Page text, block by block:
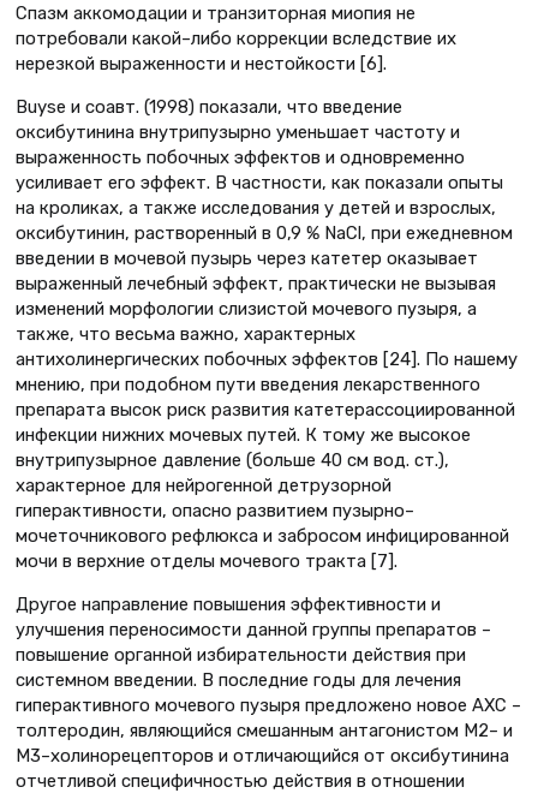
Спазм аккомодации и транзиторная миопия не
потребовали какой–либо коррекции вследствие их
нерезкой выраженности и нестойкости [6].
Buyse и соавт. (1998) показали, что введение
оксибутинина внутрипузырно уменьшает частоту и
выраженность побочных эффектов и одновременно
усиливает его эффект. В частности, как показали опыты
на кроликах, а также исследования у детей и взрослых,
оксибутинин, растворенный в 0,9 % NaCl, при ежедневном
введении в мочевой пузырь через катетер оказывает
выраженный лечебный эффект, практически не вызывая
изменений морфологии слизистой мочевого пузыря, а
также, что весьма важно, характерных
антихолинергических побочных эффектов [24]. По нашему
мнению, при подобном пути введения лекарственного
препарата высок риск развития катетерассоциированной
инфекции нижних мочевых путей. К тому же высокое
внутрипузырное давление (больше 40 см вод. ст.),
характерное для нейрогенной детрузорной
гиперактивности, опасно развитием пузырно–
мочеточникового рефлюкса и забросом инфицированной
мочи в верхние отделы мочевого тракта [7].
Другое направление повышения эффективности и
улучшения переносимости данной группы препаратов –
повышение органной избирательности действия при
системном введении. В последние годы для лечения
гиперактивного мочевого пузыря предложено новое АХС –
толтеродин, являющийся смешанным антагонистом М2– и
М3–холинорецепторов и отличающийся от оксибутинина
отчетливой специфичностью действия в отношении